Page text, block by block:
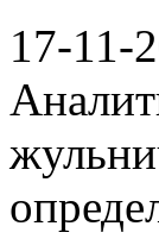
17-11-